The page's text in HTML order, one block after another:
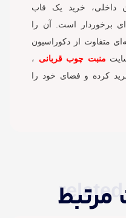
داخلی، خرید یک قاب
برخوردار است. آن را
متفاوت از دکوراسیون
منبت چوب قربانی ،
کرده و فضای خود را